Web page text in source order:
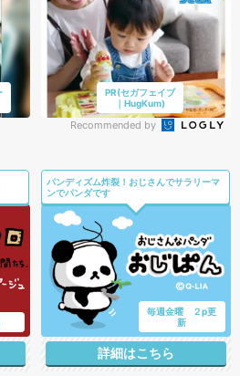
PR(セガフェイブ
｜HugKum)
Recommended by
パンディズム炸裂！おじさんでサラリーマ
ンでパンダです
毎週金曜 ２p更
新
詳細はこちら